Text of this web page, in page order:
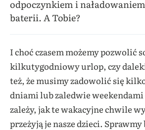
odpoczynkiem i
baterii. A Tobie?
I choć czasem możemy pozwolić
kilkutygodniowy urlop, czy
też, że musimy zadowolić się
dniami lub zaledwie weekendami
zależy, jak te wakacyjne chwile
przeżyją je nasze dzieci.